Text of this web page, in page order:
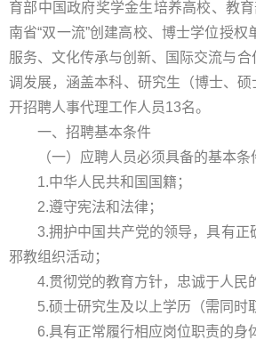
育部中国政府奖学金生培养高校、教
南省“双一流”创建高校、博士学位授
服务、文化传承与创新、国际交流与
调发展，涵盖本科、研究生（博士、
开招聘人事代理工作人员13名。
一、招聘基本条件
（一）应聘人员必须具备的基本条
1.中华人民共和国国籍；
2.遵守宪法和法律；
3.拥护中国共产党的领导，具有
邪教组织活动；
4.贯彻党的教育方针，忠诚于人民
5.硕士研究生及以上学历（需同
6.具有正常履行相应岗位职责的身